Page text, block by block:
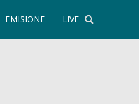
LIVE
EMISIONE